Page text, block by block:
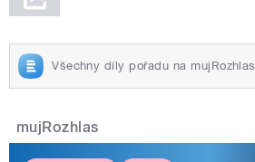
Všechny díly pořadu na mujRozhlas
mujRozhlas